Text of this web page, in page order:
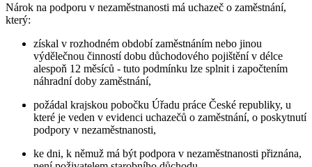
Nárok na podporu v nezaměstnanosti má uchazeč o zaměstnání,
který:
získal v rozhodném období zaměstnáním nebo jinou
výdělečnou činností dobu důchodového pojištění v délce
alespoň 12 měsíců - tuto podmínku lze splnit i započtením
náhradní doby zaměstnání,
požádal krajskou pobočku Úřadu práce České republiky, u
které je veden v evidenci uchazečů o zaměstnání, o poskytnutí
podpory v nezaměstnanosti,
ke dni, k němuž má být podpora v nezaměstnanosti přiznána,